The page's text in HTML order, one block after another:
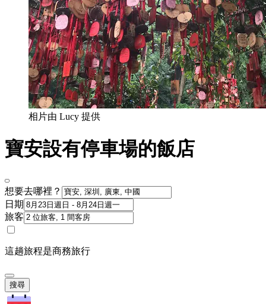
相片由 Lucy 提供
寶安設有停車場的飯店
想要去哪裡？
日期
旅客
這趟旅程是商務旅行
搜尋